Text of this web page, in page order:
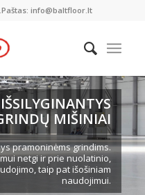
info@baltfloor.lt
MIŠINIAI
pramoninėms grindims.
netgi ir prie nuolatinio,
taip pat išošiniam
naudojimui.